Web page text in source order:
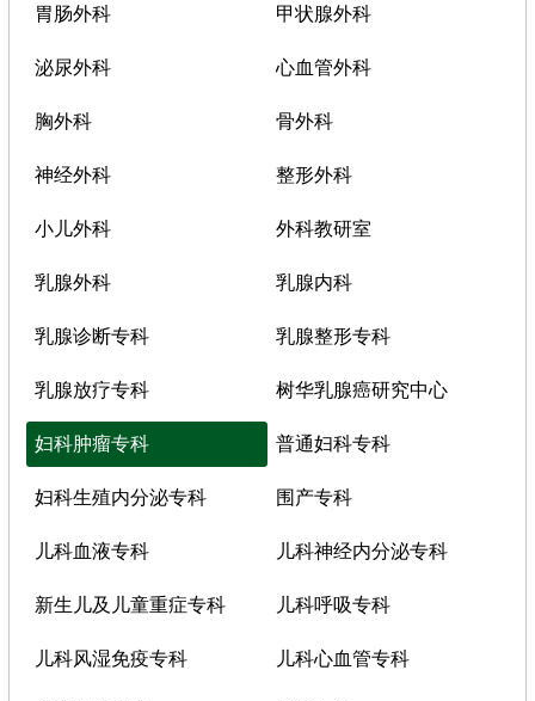
胃肠外科 甲状腺外科
泌尿外科 心血管外科
胸外科 骨外科
神经外科 整形外科
小儿外科 外科教研室
乳腺外科 乳腺内科
乳腺诊断专科 乳腺整形专科
乳腺放疗专科 树华乳腺癌研究中心
妇科肿瘤专科 普通妇科专科
妇科生殖内分泌专科 围产专科
儿科血液专科 儿科神经内分泌专科
新生儿及儿童重症专科 儿科呼吸专科
儿科风湿免疫专科 儿科心血管专科